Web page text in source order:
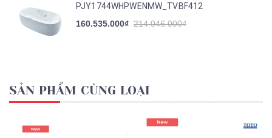
PJY1744WHPWENMW_TVBF412
160.535.000₫ 214.046.000₫
SẢN PHẨM CÙNG LOẠI